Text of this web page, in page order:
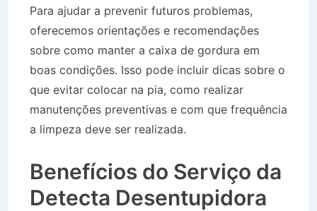
Para ajudar a prevenir futuros problemas,
oferecemos orientações e recomendações
sobre como manter a caixa de gordura em
boas condições. Isso pode incluir dicas sobre o
que evitar colocar na pia, como realizar
manutenções preventivas e com que frequência
a limpeza deve ser realizada.
Benefícios do Serviço da
Detecta Desentupidora